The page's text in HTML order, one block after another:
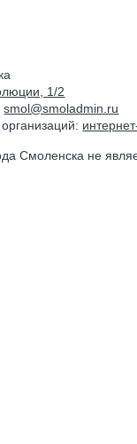
1/2
smol@smoladmin.ru
Смоленска не